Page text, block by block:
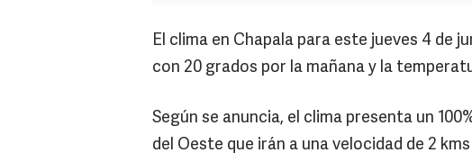
El clima en Chapala para este jueves 4 de
con 20 grados por la mañana y la
Según se anuncia, el clima presenta un
del Oeste que irán a una velocidad de 2